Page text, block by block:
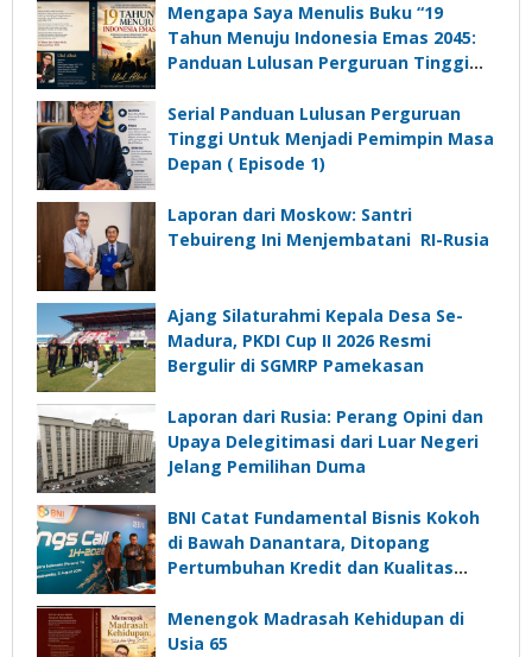
Mengapa Saya Menulis Buku “19
Tahun Menuju Indonesia Emas 2045:
Panduan Lulusan Perguruan Tinggi
Depan”?
Serial Panduan Lulusan Perguruan
Tinggi Untuk Menjadi Pemimpin Masa
Depan ( Episode 1)
Laporan dari Moskow: Santri
Tebuireng Ini Menjembatani RI-Rusia
Ajang Silaturahmi Kepala Desa Se-
Madura, PKDI Cup II 2026 Resmi
Bergulir di SGMRP Pamekasan
Laporan dari Rusia: Perang Opini dan
Upaya Delegitimasi dari Luar Negeri
Jelang Pemilihan Duma
BNI Catat Fundamental Bisnis Kokoh
di Bawah Danantara, Ditopang
Pertumbuhan Kredit dan Kualitas
Menengok Madrasah Kehidupan di
Usia 65